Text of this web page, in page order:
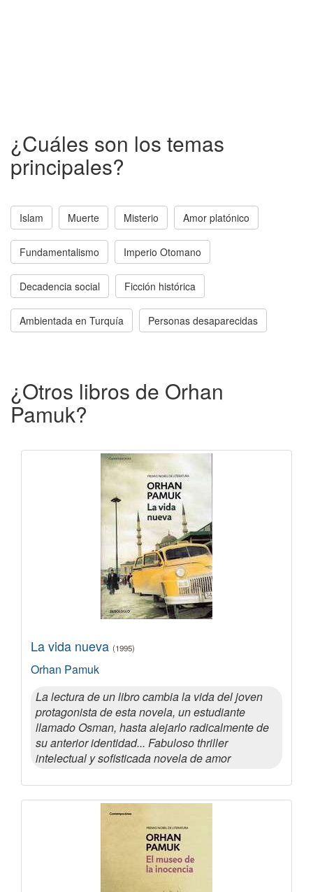
¿Cuáles son los temas
principales?
Islam Muerte Misterio Amor platónico
Fundamentalismo Imperio Otomano
Decadencia social Ficción histórica
Ambientada en Turquía Personas desaparecidas
¿Otros libros de Orhan
Pamuk?
La vida nueva (1995)
Orhan Pamuk
La lectura de un libro cambia la vida del joven
protagonista de esta novela, un estudiante
llamado Osman, hasta alejarlo radicalmente de
su anterior identidad... Fabuloso thriller
intelectual y sofisticada novela de amor